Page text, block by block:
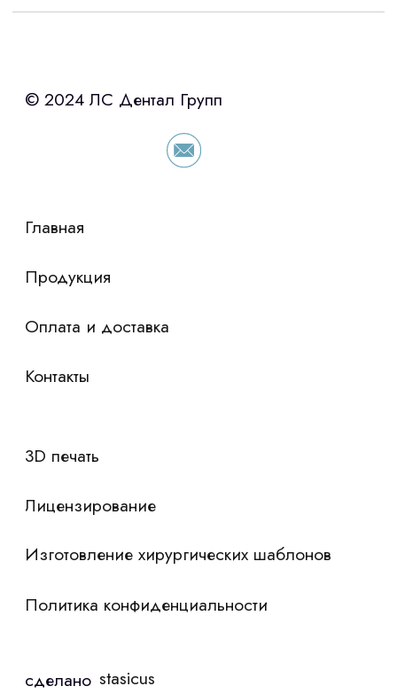
Интересует лизинг?
«Уралпромлизинг» подберем выгодные
условия по лизингу оборудования,
просто оставьте контакты чтобы мы
сориентировали по условиям